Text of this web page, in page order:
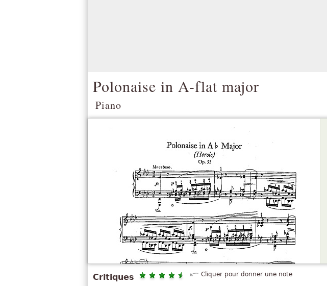
Polonaise in A-flat major
Piano
Critiques Cliquer pour donner une note